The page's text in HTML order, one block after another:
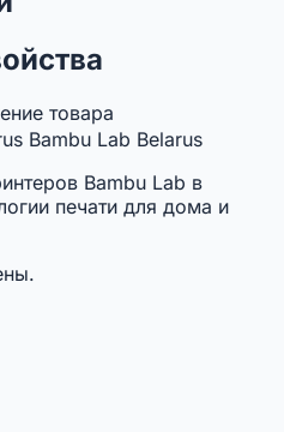
Bambu Lab Belarus
Bambu Lab в
печати для дома и